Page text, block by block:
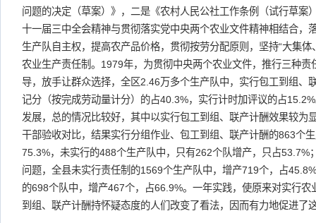
问题的决定（草案）》，二是《农村人民公社工作条例（试行草案
十一届三中全会精神与贯彻落实党中央两个农业文件精神相结合，
生产队自主权，提高农产品价格，贯彻按劳分配原则，坚持“大集
农业生产责任制。1979年，为贯彻中央两个农业文件，推行三种责
导，放手让群众选择，全区2.46万多个生产队中，实行包工到组、
记分（按完成劳动量计分）的占40.3%，实行计时加评议的占
发展，总的情况比较好，其中以实行包工到组、联产计酬效果较为
干部验收对比，结果实行分组作业、包工到组、联产计酬的863个
75.3%，未实行的488个生产队中，只有262个队增产，只占53.7%
问题，全县未实行责任制的1569个生产队中，增产719个，占
的698个队中，增产467个，占66.9%。一年实践，使原来对实行农
到组、联产计酬持怀疑态度的人们改变了看法，因而有力地促进了